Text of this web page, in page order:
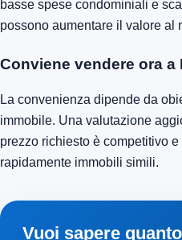
basse spese condominiali e
possono aumentare il valore al
Conviene vendere ora a
La convenienza dipende da
immobile. Una valutazione
prezzo richiesto è competitivo
rapidamente immobili simili.
Vuoi sapere